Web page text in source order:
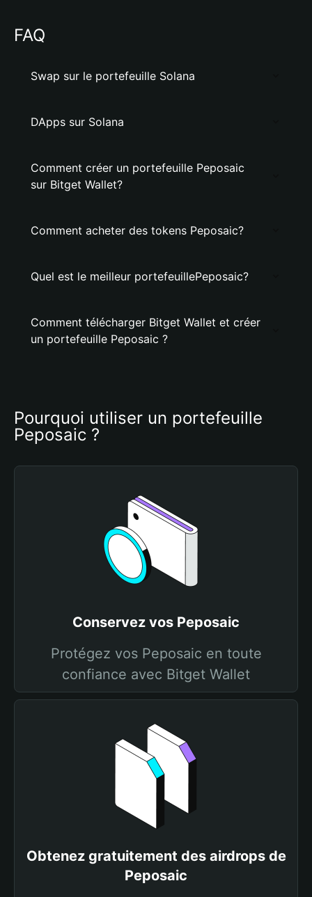
FAQ
Swap sur le portefeuille Solana
DApps sur Solana
Comment créer un portefeuille Peposaic
sur Bitget Wallet?
Comment acheter des tokens Peposaic?
Quel est le meilleur portefeuillePeposaic?
Comment télécharger Bitget Wallet et créer
un portefeuille Peposaic ?
Pourquoi utiliser un portefeuille
Peposaic ?
Conservez vos Peposaic
Protégez vos Peposaic en toute
confiance avec Bitget Wallet
Obtenez gratuitement des airdrops de
Peposaic